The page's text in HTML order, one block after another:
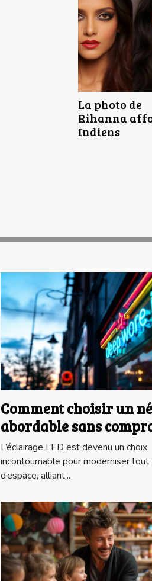
La photo de
Rihanna
Indiens
Comment choisir un
abordable sans
la qualité?
L’éclairage LED est devenu un choix
incontournable pour moderniser
d’espace, alliant...